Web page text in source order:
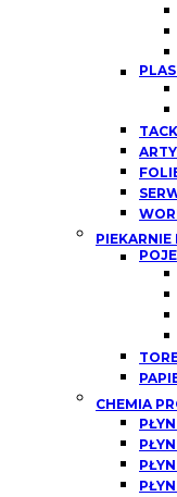
PIEKARNIE
CHEMIA